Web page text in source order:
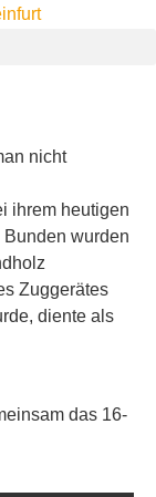
nicht
ihrem heutigen
wurden
Zuggerätes
diente als
das 16-